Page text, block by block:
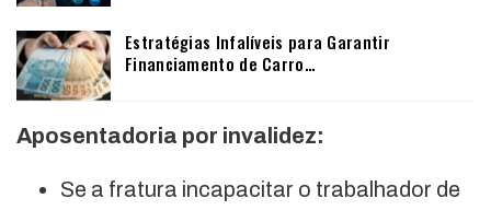
Estratégias Infalíveis para Garantir
Financiamento de Carro…
Aposentadoria por invalidez:
Se a fratura incapacitar o trabalhador de